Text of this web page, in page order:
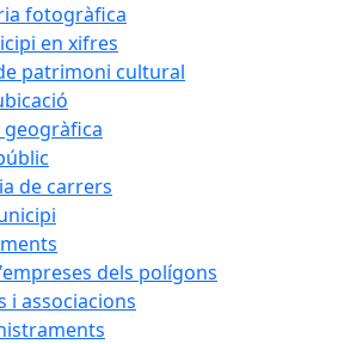
fotogràfica
en xifres
patrimoni cultural
de carrers
dels polígons
i associacions